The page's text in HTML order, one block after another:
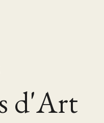
d'Art